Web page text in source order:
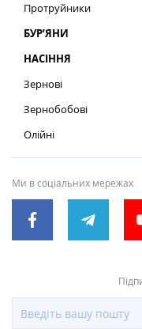
Протруйники
БУР’ЯНИ
НАСІННЯ
Зернові
Зернобобові
Олійні
Ми в соціальних мережах